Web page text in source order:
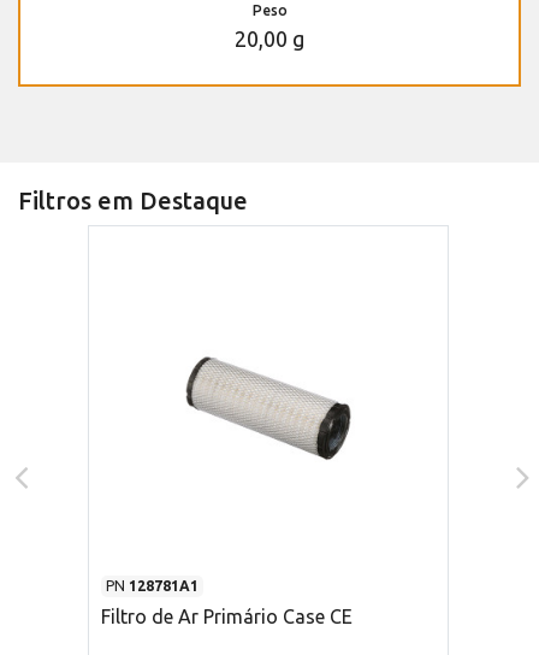
Peso
20,00 g
Filtros em Destaque
PN 128781A1
Filtro de Ar Primário Case CE